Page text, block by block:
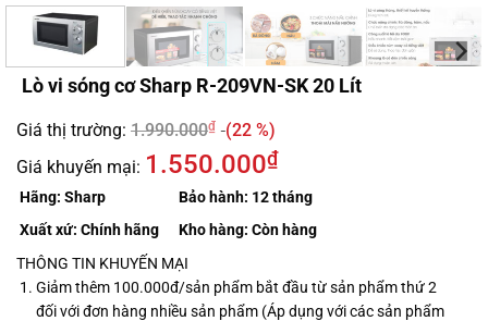
Lò vi sóng cơ Sharp R-209VN-SK 20 Lít
Giá thị trường: 1.990.000₫
(22 %)
Giá khuyến mại: 1.550.000₫
Hãng: Sharp
Xuất xứ: Chính hãng
Bảo hành: 12 tháng
Kho hàng: Còn hàng
THÔNG TIN KHUYẾN MẠI
Giảm thêm 100.000đ/sản phẩm bắt đầu từ sản phẩm thứ 2
đối với đơn hàng nhiều sản phẩm (Áp dụng với các sản phẩm